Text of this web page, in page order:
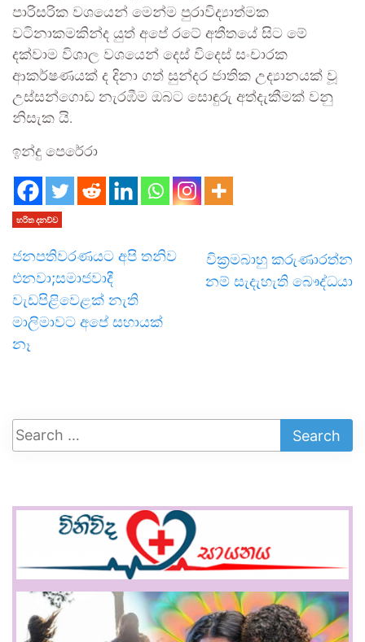
පාරිසරික වශයෙන් මෙන්ම පුරාවිද්‍යාත්මක
වටිනාකමකින්ද යුත් අපේ රටේ අතීතයේ සිට මේ
දක්වාම විශාල වශයෙන් දෙස් විදෙස් සංචාරක
ආකර්ෂණයක් ද දිනා ගත් සුන්දර ජාතික උද්‍යානයක් වූ
උස්සන්ගොඩ නැරඹීම ඔබට සොඳුරු අත්දැකීමක් වනු
නිසැක යි.
ඉන්දු පෙරේරා
හරිත දනව්ව
ජනපතිවරණයට අපි තනිව
එනවා;සමාජවාදී
වැඩපිළිවෙළක් නැති
මාලිමාවට අපේ සහායක්
නෑ
වික්‍රමබාහු කරුණාරත්න
නම් සැදැහැති බෞද්ධයා